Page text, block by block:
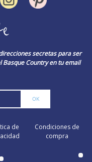
secretas para ser
Basque Country en tu email
de
Condiciones de
compra